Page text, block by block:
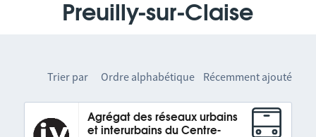
Preuilly-sur-Claise
Trier par Ordre alphabétique Récemment ajouté
Agrégat des réseaux urbains
et interurbains du Centre-